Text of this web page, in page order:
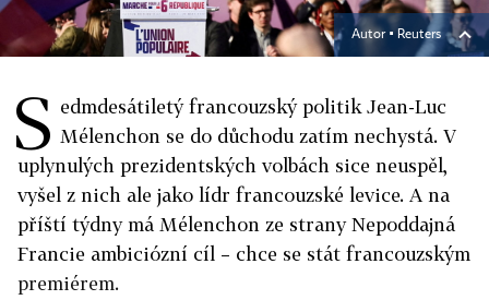
Autor ▪ Reuters
S edmdesátiletý francouzský politik Jean-Luc
Mélenchon se do důchodu zatím nechystá. V
uplynulých prezidentských volbách sice neuspěl,
vyšel z nich ale jako lídr francouzské levice. A na
příští týdny má Mélenchon ze strany Nepoddajná
Francie ambiciózní cíl – chce se stát francouzským
premiérem.